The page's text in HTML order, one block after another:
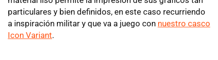
particulares y bien definidos, en este caso recurriendo
a inspiración militar y que va a juego con nuestro casco
Icon Variant.